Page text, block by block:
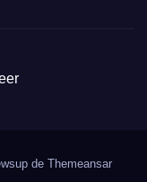
de Themeansar